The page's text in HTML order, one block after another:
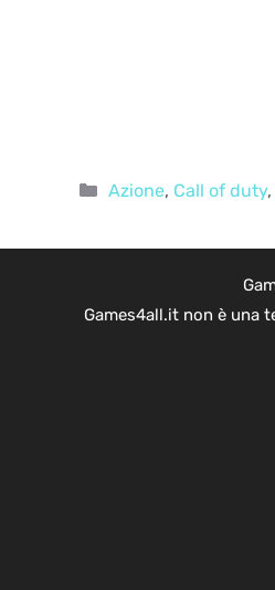
Categorie
Azione, Call of duty,
Games4all.it non è una